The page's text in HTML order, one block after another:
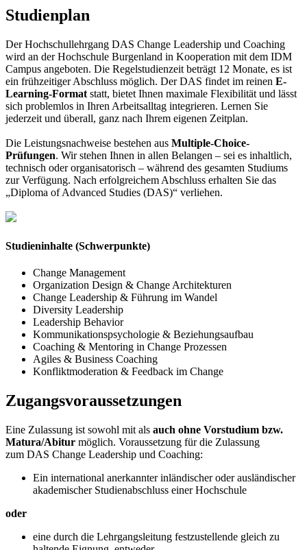
Studienplan
Der Hochschullehrgang DAS Change Leadership und Coaching
wird an der Hochschule Burgenland in Kooperation mit dem IDM
Campus angeboten. Die Regelstudienzeit beträgt 12 Monate, es ist
ein frühzeitiger Abschluss möglich. Der DAS findet im reinen E-
Learning-Format statt, bietet Ihnen maximale Flexibilität und lässt
sich problemlos in Ihren Arbeitsalltag integrieren. Lernen Sie
jederzeit und überall, ganz nach Ihrem eigenen Zeitplan.
Die Leistungsnachweise bestehen aus Multiple-Choice-
Prüfungen. Wir stehen Ihnen in allen Belangen – sei es inhaltlich,
technisch oder organisatorisch – während des gesamten Studiums
zur Verfügung. Nach erfolgreichem Abschluss erhalten Sie das
„Diploma of Advanced Studies (DAS)“ verliehen.
Studieninhalte (Schwerpunkte)
Change Management
Organization Design & Change Architekturen
Change Leadership & Führung im Wandel
Diversity Leadership
Leadership Behavior
Kommunikationspsychologie & Beziehungsaufbau
Coaching & Mentoring in Change Prozessen
Agiles & Business Coaching
Konfliktmoderation & Feedback im Change
Zugangsvoraussetzungen
Eine Zulassung ist sowohl mit als auch ohne Vorstudium bzw.
Matura/Abitur möglich. Voraussetzung für die Zulassung
zum DAS Change Leadership und Coaching:
Ein international anerkannter inländischer oder ausländischer
akademischer Studienabschluss einer Hochschule
oder
eine durch die Lehrgangsleitung festzustellende gleich zu